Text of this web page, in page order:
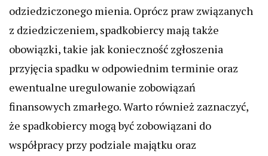
odziedziczonego mienia. Oprócz praw związanych
z dziedziczeniem, spadkobiercy mają także
obowiązki, takie jak konieczność zgłoszenia
przyjęcia spadku w odpowiednim terminie oraz
ewentualne uregulowanie zobowiązań
finansowych zmarłego. Warto również zaznaczyć,
że spadkobiercy mogą być zobowiązani do
współpracy przy podziale majątku oraz